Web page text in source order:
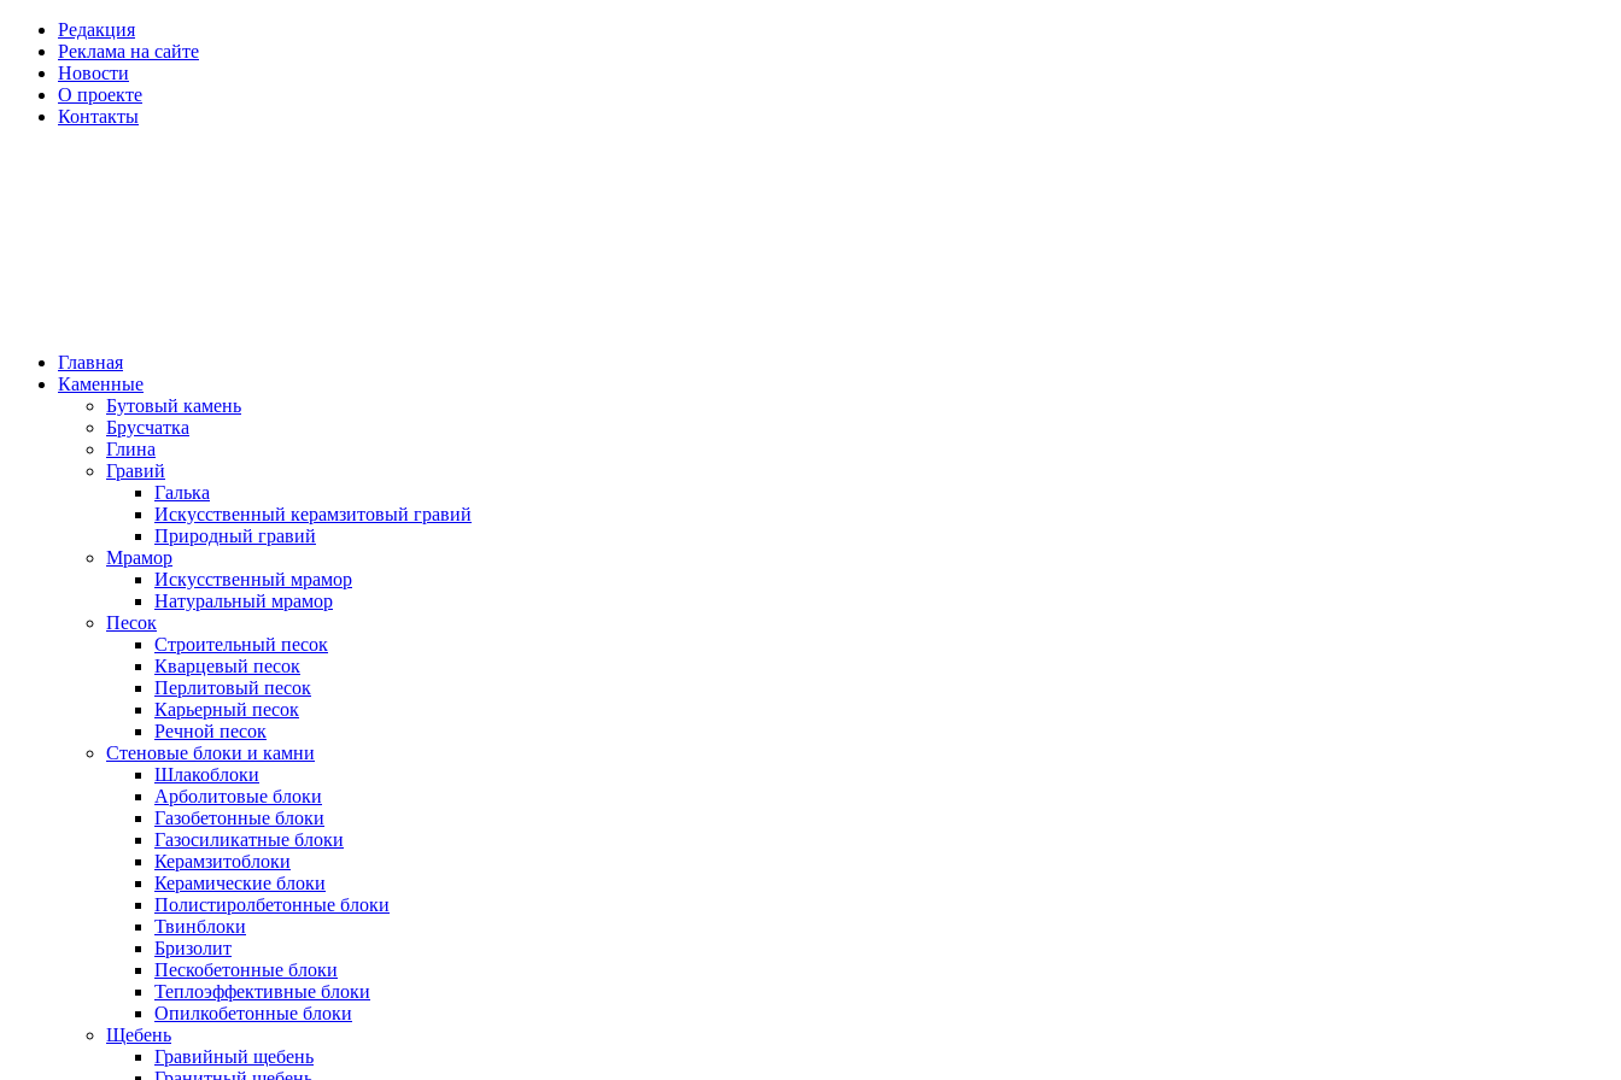
Редакция
Реклама на сайте
Новости
О проекте
Контакты
Главная
Каменные
Бутовый камень
Брусчатка
Глина
Гравий
Галька
Искусственный керамзитовый гравий
Природный гравий
Мрамор
Искусственный мрамор
Натуральный мрамор
Песок
Cтроительный песок
Кварцевый песок
Перлитовый песок
Карьерный песок
Речной песок
Стеновые блоки и камни
Шлакоблоки
Арболитовые блоки
Газобетонные блоки
Газосиликатные блоки
Керамзитоблоки
Керамические блоки
Полистиролбетонные блоки
Твинблоки
Бризолит
Пескобетонные блоки
Теплоэффективные блоки
Опилкобетонные блоки
Щебень
Гравийный щебень